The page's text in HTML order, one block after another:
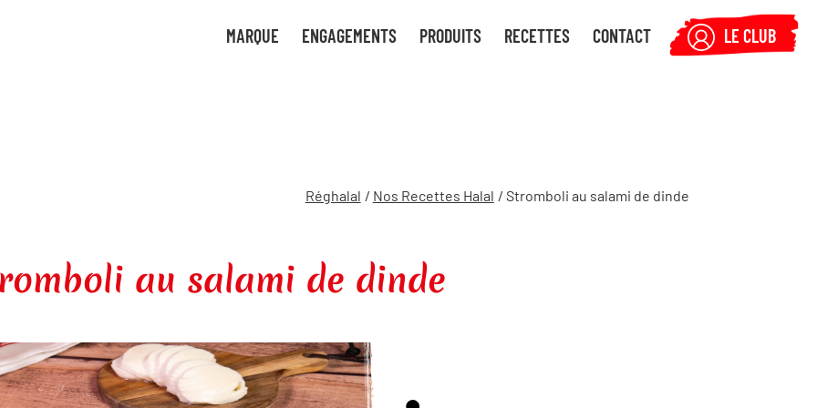
MARQUE ENGAGEMENTS PRODUITS RECETTES CONTACT LE CLUB
Réghalal / Nos Recettes Halal / Stromboli au salami de dinde
au salami de dinde